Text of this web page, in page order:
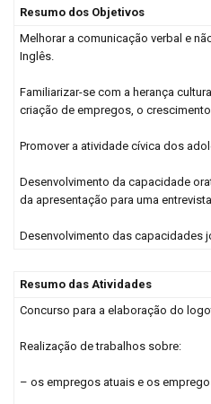
Resumo dos Objetivos
Melhorar a comunicação verbal e
Inglês.
Familiarizar-se com a herança
criação de empregos, o
Promover a atividade cívica dos
Desenvolvimento da capacidade
da apresentação para uma
Desenvolvimento das capacidades
Resumo das Atividades
Concurso para a elaboração do
Realização de trabalhos sobre:
– os empregos atuais e os